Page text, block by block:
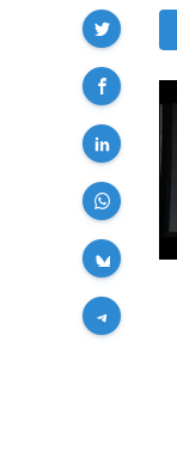
Compartir